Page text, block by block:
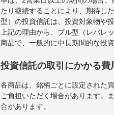
たり継続することにより、期待し
型）の投資信託は、投資対象物や
上記の理由から、ブル型（レバレ
商品で、一般的に中長期間的な投
投資信託の取引にかかる費
各商品は、銘柄ごとに設定された
ご負担いただく場合があります。
合があります。